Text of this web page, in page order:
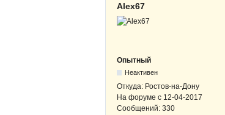
Alex67
Опытный
Неактивен
Откуда: Ростов-на-Дону
На форуме с 12-04-2017
Сообщений: 330